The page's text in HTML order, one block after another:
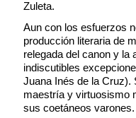
Zuleta.
Aun con los esfuerzos
producción literaria de
relegada del canon y la
indiscutibles
Juana Inés de la Cruz).
maestría y virtuosismo
sus coetáneos varones.